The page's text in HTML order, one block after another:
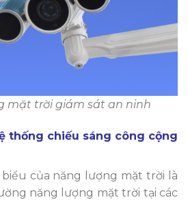
mặt trời giám sát an ninh
thống chiếu sáng công cộng
của năng lượng mặt trời là
năng lượng mặt trời tại các